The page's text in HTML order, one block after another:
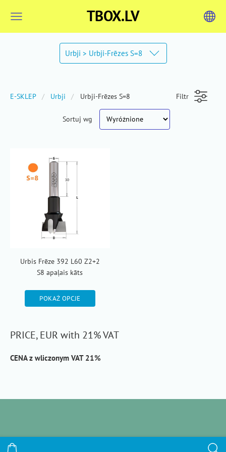
TBOX.LV
Urbji > Urbji-Frēzes S=8
PRICE, EUR with 21% VAT
CENA z wliczonym VAT 21%
E-SKLEP Urbji Urbji-Frēzes S=8 Filtr
Sortuj wg
Urbis Frēze 392 L60 Z2+2
S8 apaļais kāts
POKAŻ OPCJE